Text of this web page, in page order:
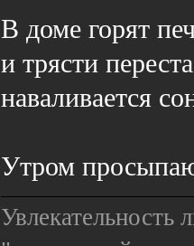
В доме горят
и трясти
наваливается
Утром
Увлекательность